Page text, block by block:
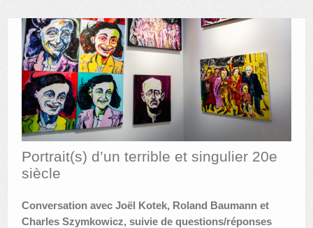
MUSÉE GRÉTRY
MUSÉE DU LUMINAIRE
FONDS PATRIMONIAUX
AUTRES LIEUX
ANIMATIONS DES MUSÉES
PUBLICATIONS
LES APPELS À PROJETS
Portrait(s) d’un terrible et singulier 20e
siècle
Conversation avec Joël Kotek, Roland Baumann et
Charles Szymkowicz, suivie de questions/réponses